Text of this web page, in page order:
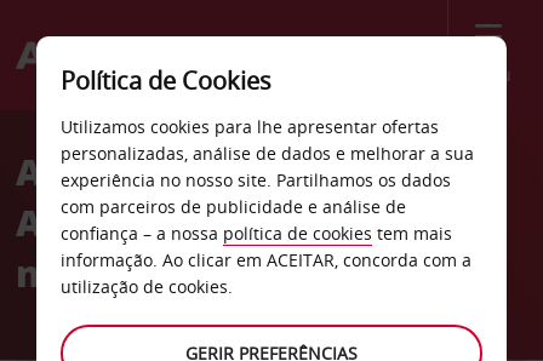
Menu
Welcome
AvisAluguer de carros
Avis Sears em Fort Worth
no Texas
Política de Cookies
Utilizamos cookies para lhe apresentar ofertas
personalizadas, análise de dados e melhorar a sua
experiência no nosso site. Partilhamos os dados
com parceiros de publicidade e análise de
confiança – a nossa política de cookies tem mais
informação. Ao clicar em ACEITAR, concorda com a
utilização de cookies.
GERIR PREFERÊNCIAS